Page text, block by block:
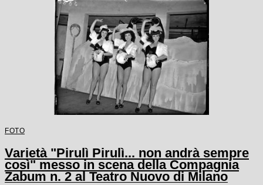
FOTO
Varietà "Pirulì Pirulì... non andrà sempre
così" messo in scena della Compagnia
Zabum n. 2 al Teatro Nuovo di Milano